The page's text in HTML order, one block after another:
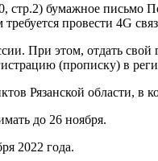
бумажное письмо
провести 4G
При этом, отдать
(прописку) в
Рязанской области, в
до 26 ноября.
2022 года.